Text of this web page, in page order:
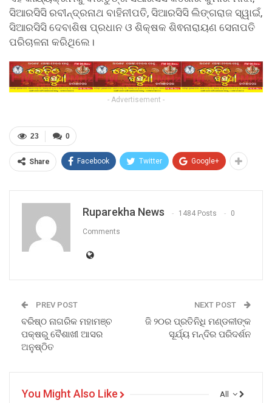
ସିଆରସିସି ରବୀନ୍ଦ୍ରନାଥ ବାହିନୀପତି, ସିଆରସିସି ଲିଙ୍ଗରାଜ ସ୍ୱାଇଁ,
ସିଆରସିସି ଦେବାଶିଷ ପ୍ରଧାନ ଓ ଶିକ୍ଷକ ଶିଵନାରାୟଣ ସେନାପତି
ପରିଚାଳନା କରିଥିଲେ।
- Advertisement -
0
23
Share Facebook Twitter Google+
Ruparekha News 1484 Posts 0
Comments
PREV POST
ବରିଷ୍ଠ ନାଗରିକ ମହାମଞ୍ଚ
ପକ୍ଷରୁ ବୈଶାଖୀ ଆସର
ଅନୁଷ୍ଠିତ
NEXT POST
ଜି ୨୦ର ପ୍ରତିନିଧି ମଣ୍ଡଳୀଙ୍କ
ସୂର୍ଯ୍ୟ ମନ୍ଦିର ପରିଦର୍ଶନ
All
You Might Also Like